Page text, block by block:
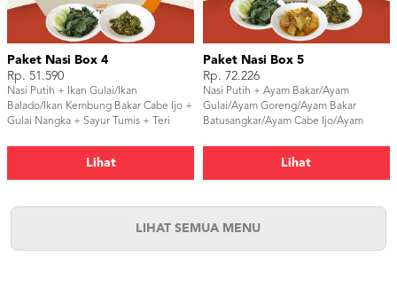
Paket Nasi Box 4
Rp. 51.590
Nasi Putih + Ikan Gulai/Ikan
Balado/Ikan Kembung Bakar Cabe Ijo +
Gulai Nangka + Sayur Tumis + Teri
Lihat
Paket Nasi Box 5
Rp. 72.226
Nasi Putih + Ayam Bakar/Ayam
Gulai/Ayam Goreng/Ayam Bakar
Batusangkar/Ayam Cabe Ijo/Ayam
Terong/Teri Tempe/Lalap + Sambal
Lihat
LIHAT SEMUA MENU